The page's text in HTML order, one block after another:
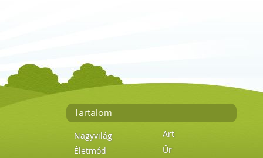
Tartalom
Nagyvilág
Életmód
Art
Űr